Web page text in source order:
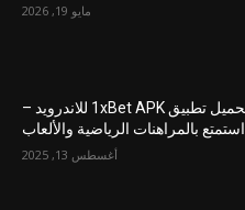
مايو 19, 2026
عنوان: تحميل تطبيق 1xBet APK للاندرويد –
استمتع بالمراهنات الرياضية والألعاب
أغسطس 13, 2025